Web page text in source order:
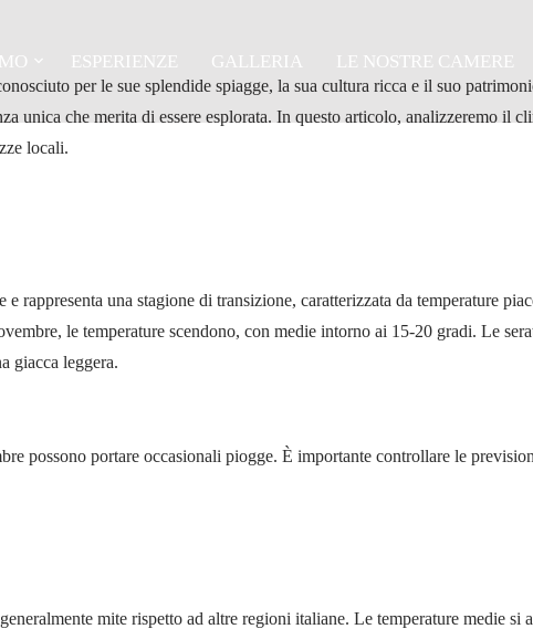
ESPERIENZE GALLERIA LE NOSTRE CAMERE
in Salento: clima e
per le sue splendide spiagge, la sua cultura ricca e il suo
unica che merita di essere esplorata. In questo articolo, analizzeremo il
locali.
e rappresenta una stagione di transizione, caratterizzata da temperature
le temperature scendono, con medie intorno ai 15-20 gradi. Le
giacca leggera.
possono portare occasionali piogge. È importante controllare le
mite rispetto ad altre regioni italiane. Le temperature medie